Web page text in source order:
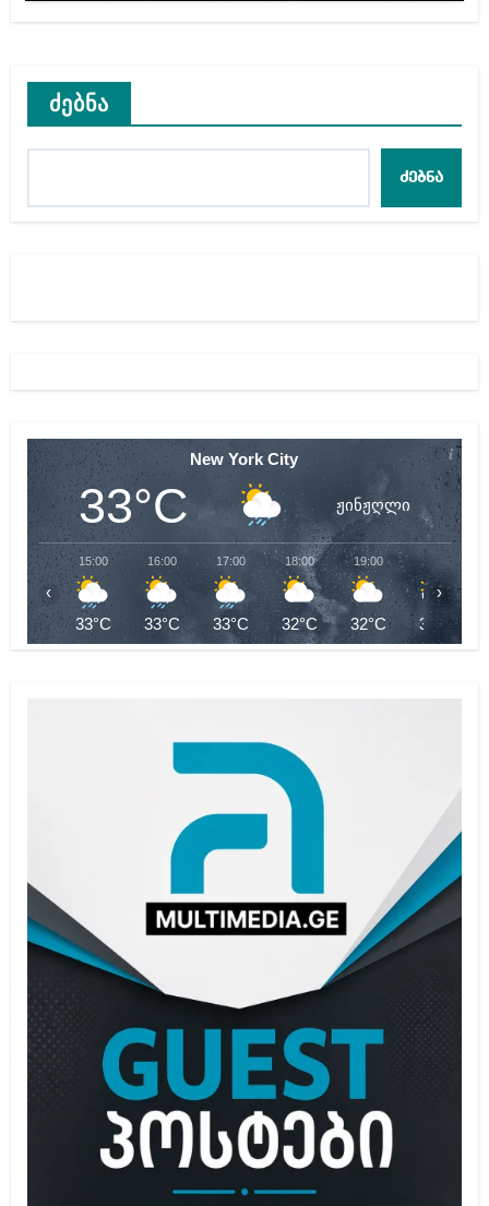
ძებნა
ძებნა
New York City
33°C ჟინჟღლი
15:00
33°C
16:00
33°C
17:00
33°C
18:00
32°C
19:00
32°C
20:00
31°C
‹ ›